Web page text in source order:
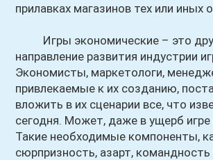
прилавках магазинов тех или иных
Игры экономические – это
направление развития индустрии
Экономисты, маркетологи,
привлекаемые к их созданию,
вложить в их сценарии все, что
сегодня. Может, даже в ущерб игре
Такие необходимые компоненты,
сюрпризность, азарт,